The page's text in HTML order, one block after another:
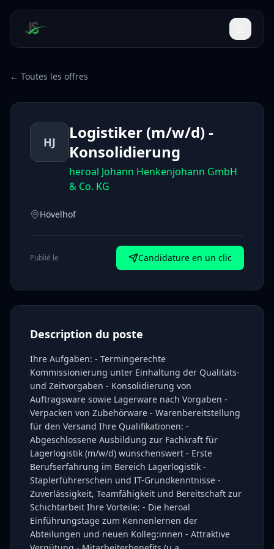
← Toutes les offres
HJ
Logistiker (m/w/d) -
Konsolidierung
heroal Johann Henkenjohann GmbH
& Co. KG
Hövelhof
Publié le Candidature en un clic
Description du poste
Ihre Aufgaben: - Termingerechte
Kommissionierung unter Einhaltung der Qualitäts-
und Zeitvorgaben - Konsolidierung von
Auftragsware sowie Lagerware nach Vorgaben -
Verpacken von Zubehörware - Warenbereitstellung
für den Versand Ihre Qualifikationen: -
Abgeschlossene Ausbildung zur Fachkraft für
Lagerlogistik (m/w/d) wünschenswert - Erste
Berufserfahrung im Bereich Lagerlogistik -
Staplerführerschein und IT-Grundkenntnisse -
Zuverlässigkeit, Teamfähigkeit und Bereitschaft zur
Schichtarbeit Ihre Vorteile: - Die heroal
Einführungstage zum Kennenlernen der
Abteilungen und neuen Kolleg:innen - Attraktive